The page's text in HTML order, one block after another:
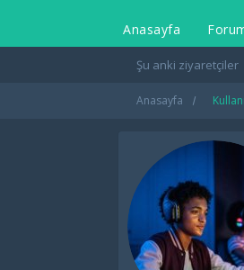
Anasayfa
Şu anki ziyaretçiler
Anasayfa